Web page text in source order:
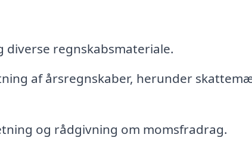
diverse regnskabsmateriale.
af årsregnskaber, herunder
og rådgivning om momsfradrag.